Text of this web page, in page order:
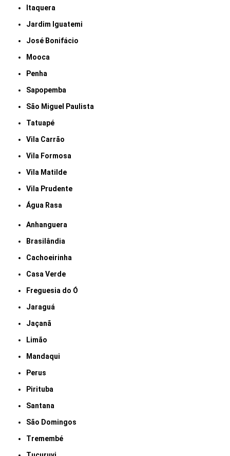
Itaquera
Jardim Iguatemi
José Bonifácio
Mooca
Penha
Sapopemba
São Miguel Paulista
Tatuapé
Vila Carrão
Vila Formosa
Vila Matilde
Vila Prudente
Água Rasa
Anhanguera
Brasilândia
Cachoeirinha
Casa Verde
Freguesia do Ó
Jaraguá
Jaçanã
Limão
Mandaqui
Perus
Pirituba
Santana
São Domingos
Tremembé